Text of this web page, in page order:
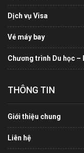
Dịch vụ Visa
Vé máy bay
Chương trình Du học
THÔNG TIN
Giới thiệu chung
Liên hệ